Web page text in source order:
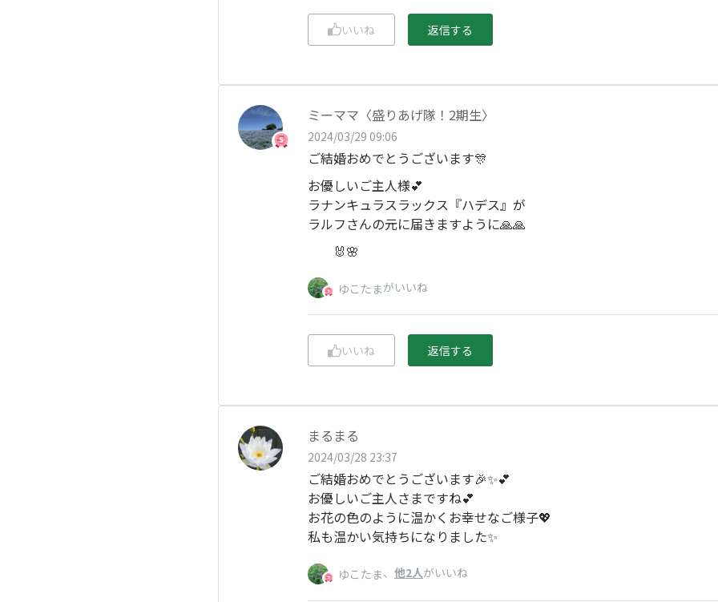
いいね 返信する
ミーママ〈盛りあげ隊！2期生〉
2024/03/29 09:06
ご結婚おめでとうございます🎊
お優しいご主人様💕
ラナンキュラスラックス『ハデス』が
ラルフさんの元に届きますように🙏🙏
🐰🌸
ゆこたまがいいね
いいね 返信する
まるまる
2024/03/28 23:37
ご結婚おめでとうございます🎉✨💕
お優しいご主人さまですね💕
お花の色のように温かくお幸せなご様子💖
私も温かい気持ちになりました✨
ゆこたま、 他2人がいいね